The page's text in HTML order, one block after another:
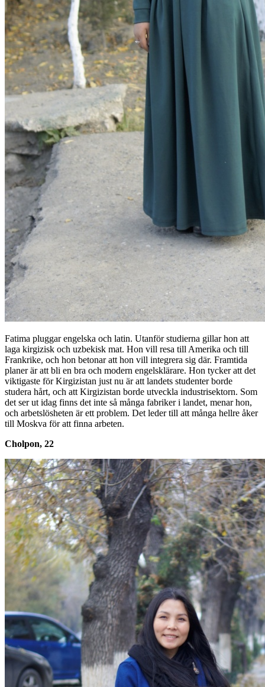
Fatima pluggar engelska och latin. Utanför studierna gillar hon att
laga kirgizisk och uzbekisk mat. Hon vill resa till Amerika och till
Frankrike, och hon betonar att hon vill integrera sig där. Framtida
planer är att bli en bra och modern engelsklärare. Hon tycker att det
viktigaste för Kirgizistan just nu är att landets studenter borde
studera hårt, och att Kirgizistan borde utveckla industrisektorn. Som
det ser ut idag finns det inte så många fabriker i landet, menar hon,
och arbetslösheten är ett problem. Det leder till att många hellre åker
till Moskva för att finna arbeten.
Cholpon, 22